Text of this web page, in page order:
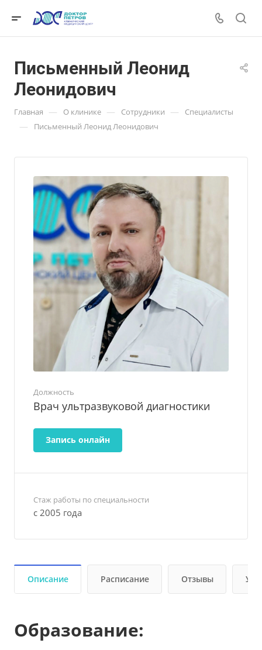
Письменный Леонид
Леонидович
Главная — О клинике — Сотрудники — Специалисты
— Письменный Леонид Леонидович
Должность
Врач ультразвуковой диагностики
Запись онлайн
Стаж работы по специальности
с 2005 года
Описание Расписание Отзывы
Образование: